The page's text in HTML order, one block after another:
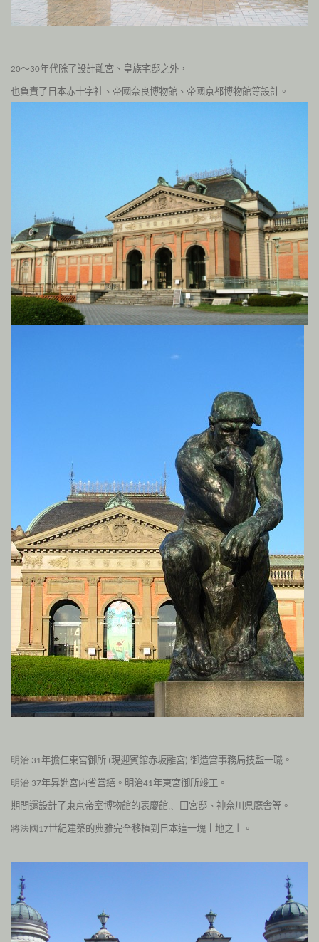
20～30年代除了設計離宮、 皇族宅邸之外，
也負責了日本赤十字社、 帝國奈良博物館、帝國京都博物館等設計。
明治 31年擔任東宮御所 (現迎賓館赤坂離宮) 御造営事務局技監一職 。
明治 37年昇進宮内省営繕。明治41年東宮御所竣工。
期間還設計了東京帝室博物館的表慶館,、 田宮邸、 神奈川県廳舎等。
將法國17世紀建築的典雅完全移植到日本這一塊土地之上。